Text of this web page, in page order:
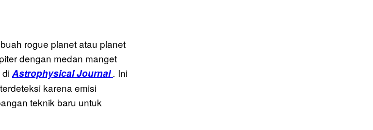
rogue planet atau planet
dengan medan manget
diAstrophysical Journal. Ini
karena emisi
teknik baru untuk